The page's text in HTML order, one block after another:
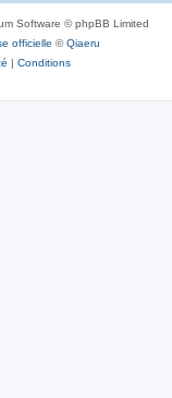
Software © phpBB Limited
officielle ©Qiaeru
| Conditions